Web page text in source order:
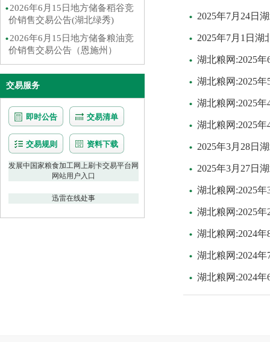
2026年6月15日地方储备稻谷竞
价销售交易公告(湖北绿秀)
2026年6月15日地方储备粮油竞
价销售交易公告（恩施州）
交易服务
即时公告 交易清单
交易规则 资料下载
发展中国家粮食加工网上刷卡交易平台网
网站用户入口
迅雷在线处事
2025年7月24日
2025年7月1日湖
湖北粮网:2025
湖北粮网:2025
湖北粮网:2025
湖北粮网:2025
2025年3月28日
2025年3月27日
湖北粮网:2025
湖北粮网:2025
湖北粮网:2024
湖北粮网:2024
湖北粮网:2024